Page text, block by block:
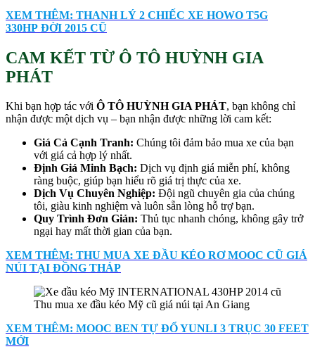
XEM THÊM: THANH LÝ 2 CHIẾC XE HOWO T5G
330HP ĐỜI 2015 CŨ
CAM KẾT TỪ Ô TÔ HUỲNH GIA
PHÁT
Khi bạn hợp tác với Ô TÔ HUỲNH GIA PHÁT, bạn không chỉ
nhận được một dịch vụ – bạn nhận được những lời cam kết:
Giá Cả Cạnh Tranh: Chúng tôi đảm bảo mua xe của bạn
với giá cả hợp lý nhất.
Định Giá Minh Bạch: Dịch vụ định giá miễn phí, không
ràng buộc, giúp bạn hiểu rõ giá trị thực của xe.
Dịch Vụ Chuyên Nghiệp: Đội ngũ chuyên gia của chúng
tôi, giàu kinh nghiệm và luôn sẵn lòng hỗ trợ bạn.
Quy Trình Đơn Giản: Thủ tục nhanh chóng, không gây trở
ngại hay mất thời gian của bạn.
XEM THÊM: THU MUA XE ĐẦU KÉO RƠ MOOC CŨ GIÁ
NÚI TẠI ĐỒNG THÁP
Thu mua xe đầu kéo Mỹ cũ giá núi tại An Giang
XEM THÊM: MOOC BEN TỰ ĐỔ YUNLI 3 TRỤC 30 FEET
MỚI